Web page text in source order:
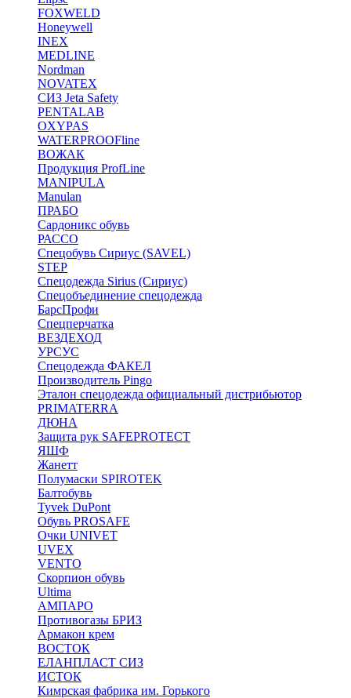
FOXWELD
Honeywell
INEX
MEDLINE
Nordman
NOVATEX
СИЗ Jeta Safety
PENTALAB
OXYPAS
WATERPROOFline
ВОЖАК
Продукция ProfLine
MANIPULA
Manulan
ПРАБО
Сардоникс обувь
РАССО
Спецобувь Сириус (SAVEL)
STEP
Спецодежда Sirius (Сириус)
Спецобъединение спецодежда
БарсПрофи
Спецперчатка
ВЕЗДЕХОД
УРСУС
Спецодежда ФАКЕЛ
Производитель Pingo
Эталон спецодежда официальный дистрибьютор
PRIMATERRA
ДЮНА
Защита рук SAFEPROTECT
ЯШФ
Жанетт
Полумаски SPIROTEK
Балтобувь
Tyvek DuPont
Обувь PROSAFE
Очки UNIVET
UVEX
VENTO
Скорпион обувь
Ultima
АМПАРО
Противогазы БРИЗ
Армакон крем
ВОСТОК
ЕЛАНПЛАСТ СИЗ
ИСТОК
Кимрская фабрика им. Горького